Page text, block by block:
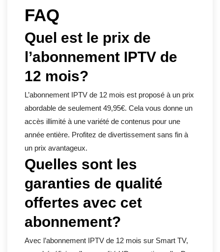
FAQ
Quel est le prix de
l’abonnement IPTV de
12 mois?
L’abonnement IPTV de 12 mois est proposé à un prix
abordable de seulement 49,95€. Cela vous donne un
accès illimité à une variété de contenus pour une
année entière. Profitez de divertissement sans fin à
un prix avantageux.
Quelles sont les
garanties de qualité
offertes avec cet
abonnement?
Avec l’abonnement IPTV de 12 mois sur Smart TV,